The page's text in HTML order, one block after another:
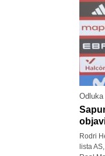
Rodri
lista